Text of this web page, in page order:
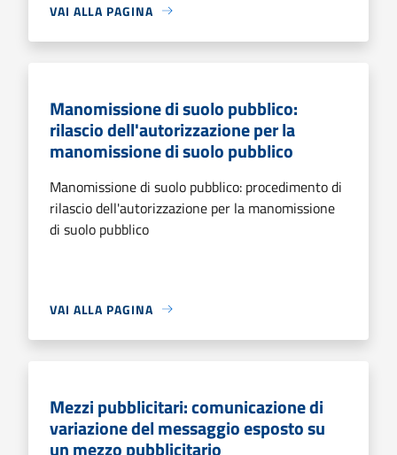
VAI ALLA PAGINA
Manomissione di suolo pubblico:
rilascio dell'autorizzazione per la
manomissione di suolo pubblico
Manomissione di suolo pubblico: procedimento di
rilascio dell'autorizzazione per la manomissione
di suolo pubblico
VAI ALLA PAGINA
Mezzi pubblicitari: comunicazione di
variazione del messaggio esposto su
un mezzo pubblicitario